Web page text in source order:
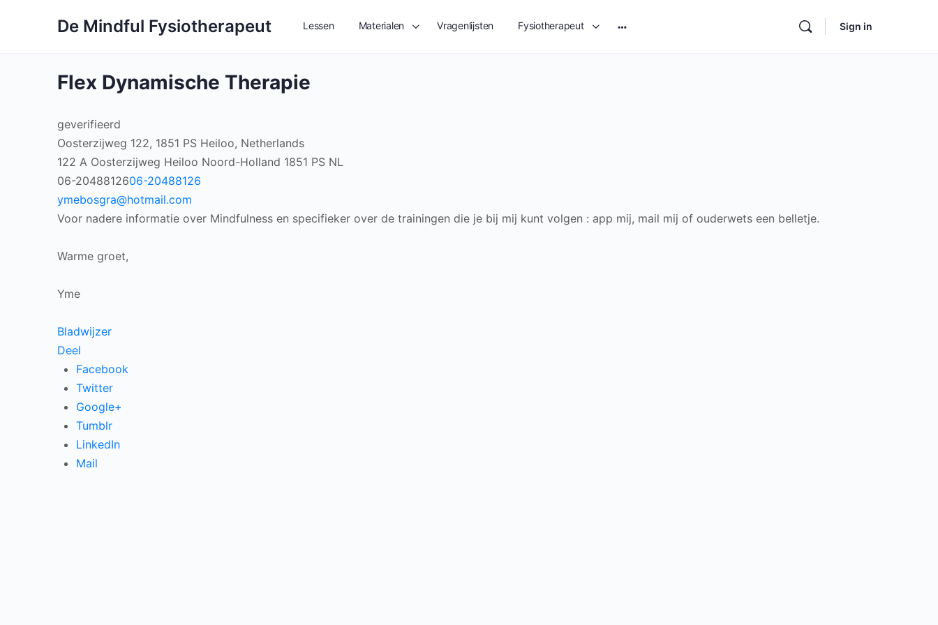
De Mindful Fysiotherapeut Lessen Materialen Vragenlijsten Fysiotherapeut Sign in
Flex Dynamische Therapie
geverifieerd
Oosterzijweg 122, 1851 PS Heiloo, Netherlands
122 A Oosterzijweg Heiloo Noord-Holland 1851 PS NL
06-2048812606-20488126
ymebosgra@hotmail.com
Voor nadere informatie over Mindfulness en specifieker over de trainingen die je bij mij kunt volgen : app mij, mail mij of ouderwets een belletje.
Warme groet,
Yme
Bladwijzer
Deel
Facebook
Twitter
Google+
Tumblr
LinkedIn
Mail